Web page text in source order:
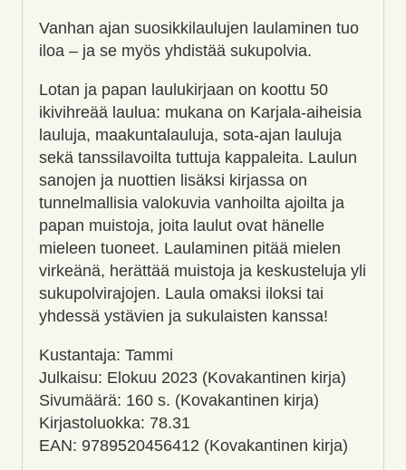
Vanhan ajan suosikkilaulujen laulaminen tuo
iloa – ja se myös yhdistää sukupolvia.
Lotan ja papan laulukirjaan on koottu 50
ikivihreää laulua: mukana on Karjala-aiheisia
lauluja, maakuntalauluja, sota-ajan lauluja
sekä tanssilavoilta tuttuja kappaleita. Laulun
sanojen ja nuottien lisäksi kirjassa on
tunnelmallisia valokuvia vanhoilta ajoilta ja
papan muistoja, joita laulut ovat hänelle
mieleen tuoneet. Laulaminen pitää mielen
virkeänä, herättää muistoja ja keskusteluja yli
sukupolvirajojen. Laula omaksi iloksi tai
yhdessä ystävien ja sukulaisten kanssa!
Kustantaja: Tammi
Julkaisu: Elokuu 2023 (Kovakantinen kirja)
Sivumäärä: 160 s. (Kovakantinen kirja)
Kirjastoluokka: 78.31
EAN: 9789520456412 (Kovakantinen kirja)